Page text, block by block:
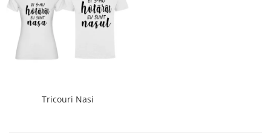
Tricouri Nasi